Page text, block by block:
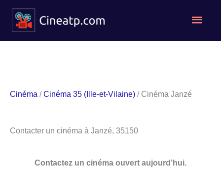
Aller
Cinéma /Cinéma 35 (Ille-et-Vilaine) / Cinéma Janzé
Contacter un cinéma à Janzé, 35150
Contactez un cinéma ouvert aujourd’hui.